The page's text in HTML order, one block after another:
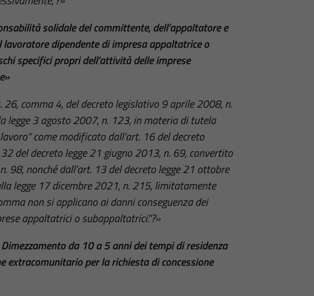
solidale del committente, dell’appaltatore e
dipendente di impresa appaltatrice o
specifici propri dell’attività delle imprese
26, comma 4, del decreto legislativo 9 aprile 2008, n.
legge 3 agosto 2007, n. 123, in materia di tutela
come modificato dall’art. 16 del decreto
del decreto legge 21 giugno 2013, n. 69, convertito
98, nonché dall’art. 13 del decreto legge 21 ottobre
legge 17 dicembre 2021, n. 215, limitatamente
non si applicano ai danni conseguenza dei
appaltatrici o subappaltatrici.”?»
da 10 a 5 anni dei tempi di residenza
extracomunitario per la richiesta di concessione